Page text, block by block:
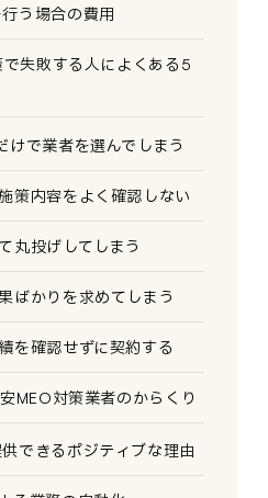
う場合の費用
失敗する人によくある5
けで業者を選んでしまう
策内容をよく確認しない
丸投げしてしまう
ばかりを求めてしまう
を確認せずに契約する
MEO対策業者のからくり
できるポジティブな理由